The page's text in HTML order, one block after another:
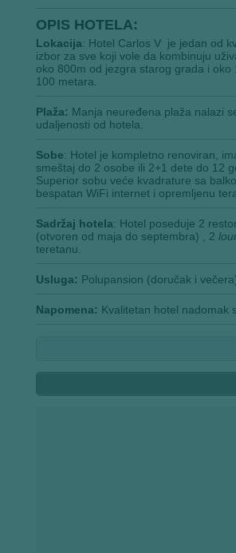
OPIS HOTELA:
Lokacija: Hotel Carlos V je jedan od
izbor za sve koji vole da kombinuju
oko 800m od jezgra starog grada i
100 metara.
Plaža: Manja neuređena plaža nalazi
udaljenosti od hotela.
Sobe: Hotel je kompletno renoviran,
smeštaj do 2 osobe ili 2+1 dete do 12
Superior sobu veće kvadrature sa
bespatan WiFi internet i opremljenu
Sadržaj hotela: Hotel poseduje 2
(otvoren od maja do septembra) , 2
teretanu.
Usluga: Polupansion (doručak i
Napomena: Kvalitetan hotel nadomak